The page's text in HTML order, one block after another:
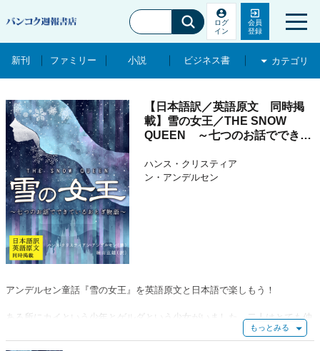
ログ
イン
会員
登録
新刊
小説
ビジネス書
コミック
文化・芸能
ภาษาไทยกลาง タイ語
新刊 ファミリー 小説 ビジネス書 カテゴリ
【日本語訳／英語原文 同時掲
載】雪の女王／THE SNOW
QUEEN ～七つのお話でできて
ハンス・クリスティア
ン・アンデルセン
アンデルセン童話『雪の女王』を英語原文と日本語で楽しもう！
ある所にカイという少年とゲルダという少女がいました。二人はとても仲
良しでした。しかし、悪魔の作った鏡の欠片がカイに刺さり、彼の性格は
一変してしまいます。